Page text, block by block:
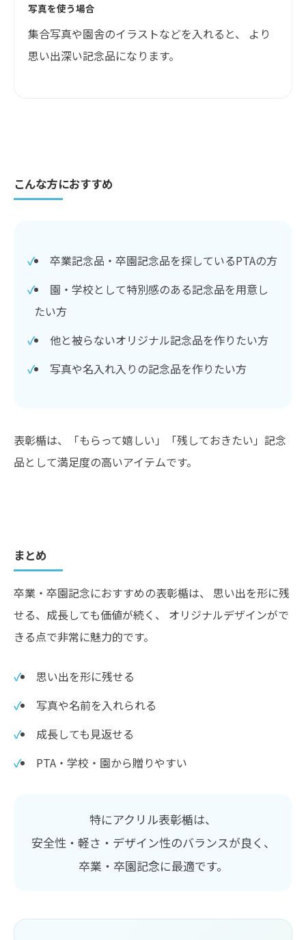
写真を使う場合
集合写真や園舎のイラストなどを入れると、 より
思い出深い記念品になります。
こんな方におすすめ
卒業記念品・卒園記念品を探しているPTAの方
園・学校として特別感のある記念品を用意し
たい方
他と被らないオリジナル記念品を作りたい方
写真や名入れ入りの記念品を作りたい方
表彰楯は、「もらって嬉しい」「残しておきたい」記念
品として満足度の高いアイテムです。
まとめ
卒業・卒園記念におすすめの表彰楯は、 思い出を形に残
せる、成長しても価値が続く、 オリジナルデザインがで
きる点で非常に魅力的です。
思い出を形に残せる
写真や名前を入れられる
成長しても見返せる
PTA・学校・園から贈りやすい
特にアクリル表彰楯は、
安全性・軽さ・デザイン性のバランスが良く、
卒業・卒園記念に最適です。